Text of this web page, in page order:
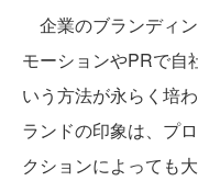
企業のブランディ
モーションやPRで自
いう方法が永らく培
ランドの印象は、プ
クションによっても